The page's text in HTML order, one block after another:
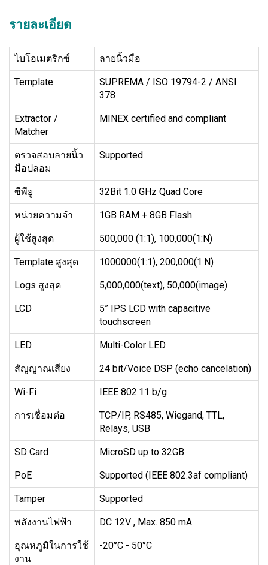
รายละเอียด
ไบโอเมตริกซ์ ลายนิ้วมือ
Template
SUPREMA / ISO 19794-2 / ANSI
378
Extractor /
Matcher
MINEX certified and compliant
ตรวจสอบลายนิ้ว
มือปลอม
Supported
ซีพียู 32Bit 1.0 GHz Quad Core
หน่วยความจำ 1GB RAM + 8GB Flash
ผู้ใช้สูงสุด 500,000 (1:1), 100,000(1:N)
Template สูงสุด 1000000(1:1), 200,000(1:N)
Logs สูงสุด 5,000,000(text), 50,000(image)
LCD
5” IPS LCD with capacitive
touchscreen
LED Multi-Color LED
สัญญาณเสียง 24 bit/Voice DSP (echo cancelation)
Wi-Fi IEEE 802.11 b/g
การเชื่อมต่อ
TCP/IP, RS485, Wiegand, TTL,
Relays, USB
SD Card MicroSD up to 32GB
PoE Supported (IEEE 802.3af compliant)
Tamper Supported
พลังงานไฟฟ้า DC 12V , Max. 850 mA
อุณหภูมิในการใช้
งาน
-20°C - 50°C